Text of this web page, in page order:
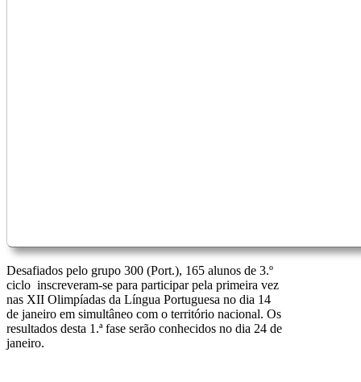
Desafiados pelo grupo 300 (Port.), 165 alunos de 3.º
ciclo inscreveram-se para participar pela primeira vez
nas XII Olimpíadas da Língua Portuguesa no dia 14
de janeiro em simultâneo com o território nacional. Os
resultados desta 1.ª fase serão conhecidos no dia 24 de
janeiro.